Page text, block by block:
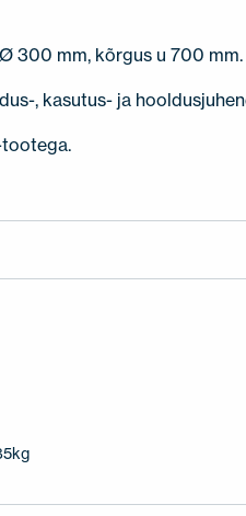
300 mm, kõrgus u 700 mm.
, kasutus- ja
tootega.